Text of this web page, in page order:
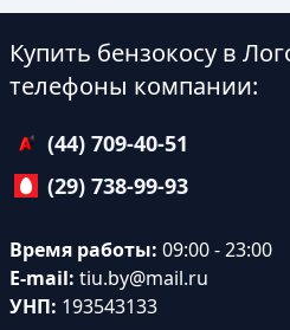
Купить бензокосу в
телефоны компании:
(44) 709-40-51
(29) 738-99-93
Время работы: 09:00 - 23:00
E-mail: tiu.by@mail.ru
УНП: 193543133